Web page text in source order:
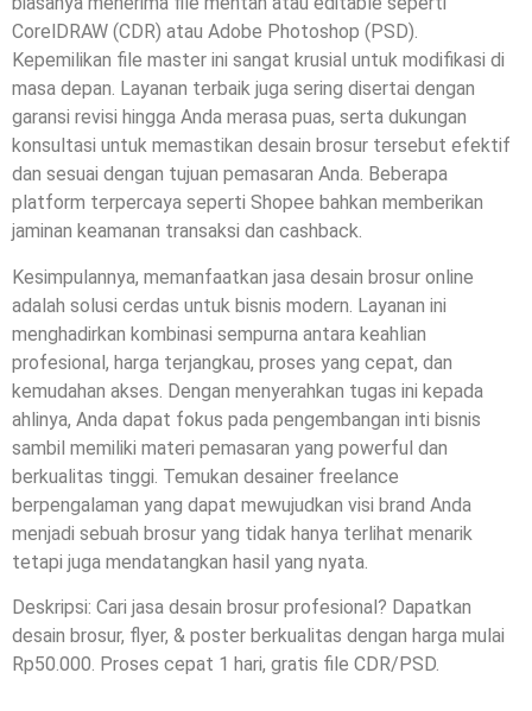
CorelDRAW (CDR) atau Adobe Photoshop (PSD).
Kepemilikan file master ini sangat krusial untuk modifikasi di
masa depan. Layanan terbaik juga sering disertai dengan
garansi revisi hingga Anda merasa puas, serta dukungan
konsultasi untuk memastikan desain brosur tersebut efektif
dan sesuai dengan tujuan pemasaran Anda. Beberapa
platform terpercaya seperti Shopee bahkan memberikan
jaminan keamanan transaksi dan cashback.
Kesimpulannya, memanfaatkan jasa desain brosur online
adalah solusi cerdas untuk bisnis modern. Layanan ini
menghadirkan kombinasi sempurna antara keahlian
profesional, harga terjangkau, proses yang cepat, dan
kemudahan akses. Dengan menyerahkan tugas ini kepada
ahlinya, Anda dapat fokus pada pengembangan inti bisnis
sambil memiliki materi pemasaran yang powerful dan
berkualitas tinggi. Temukan desainer freelance
berpengalaman yang dapat mewujudkan visi brand Anda
menjadi sebuah brosur yang tidak hanya terlihat menarik
tetapi juga mendatangkan hasil yang nyata.
Deskripsi: Cari jasa desain brosur profesional? Dapatkan
desain brosur, flyer, & poster berkualitas dengan harga mulai
Rp50.000. Proses cepat 1 hari, gratis file CDR/PSD.